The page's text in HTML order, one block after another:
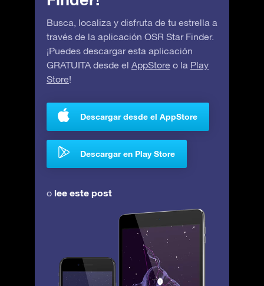
Busca, localiza y disfruta de tu estrella a
través de la aplicación OSR Star Finder.
¡Puedes descargar esta aplicación
GRATUITA desde el AppStore o la Play
Store!
Descargar desde el AppStore
Descargar en Play Store
o lee este post